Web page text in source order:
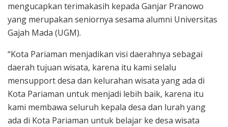
mengucapkan terimakasih kepada Ganjar Pranowo
yang merupakan seniornya sesama alumni Universitas
Gajah Mada (UGM).
“Kota Pariaman menjadikan visi daerahnya sebagai
daerah tujuan wisata, karena itu kami selalu
mensupport desa dan kelurahan wisata yang ada di
Kota Pariaman untuk menjadi lebih baik, karena itu
kami membawa seluruh kepala desa dan lurah yang
ada di Kota Pariaman untuk belajar ke desa wisata